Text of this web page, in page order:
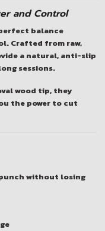
and Control
balance
Crafted from raw,
a natural, anti-slip
sessions.
wood tip, they
the power to cut
without losing